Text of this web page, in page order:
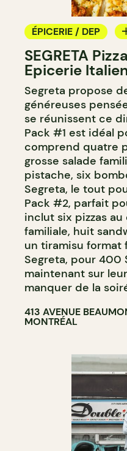
ÉPICERIE / DEP
COMPTOIR
SEGRETA
Epicerie
Segreta propose
généreuses
se réunissent ce
Pack #1 est idéal
comprend quatre
grosse salade
pistache, six
Segreta, le tout
Pack #2, parfait
inclut six pizzas
familiale, huit
un tiramisu format
Segreta, pour 400
maintenant sur leur
manquer de la
413 AVENUE
MONTRÉAL